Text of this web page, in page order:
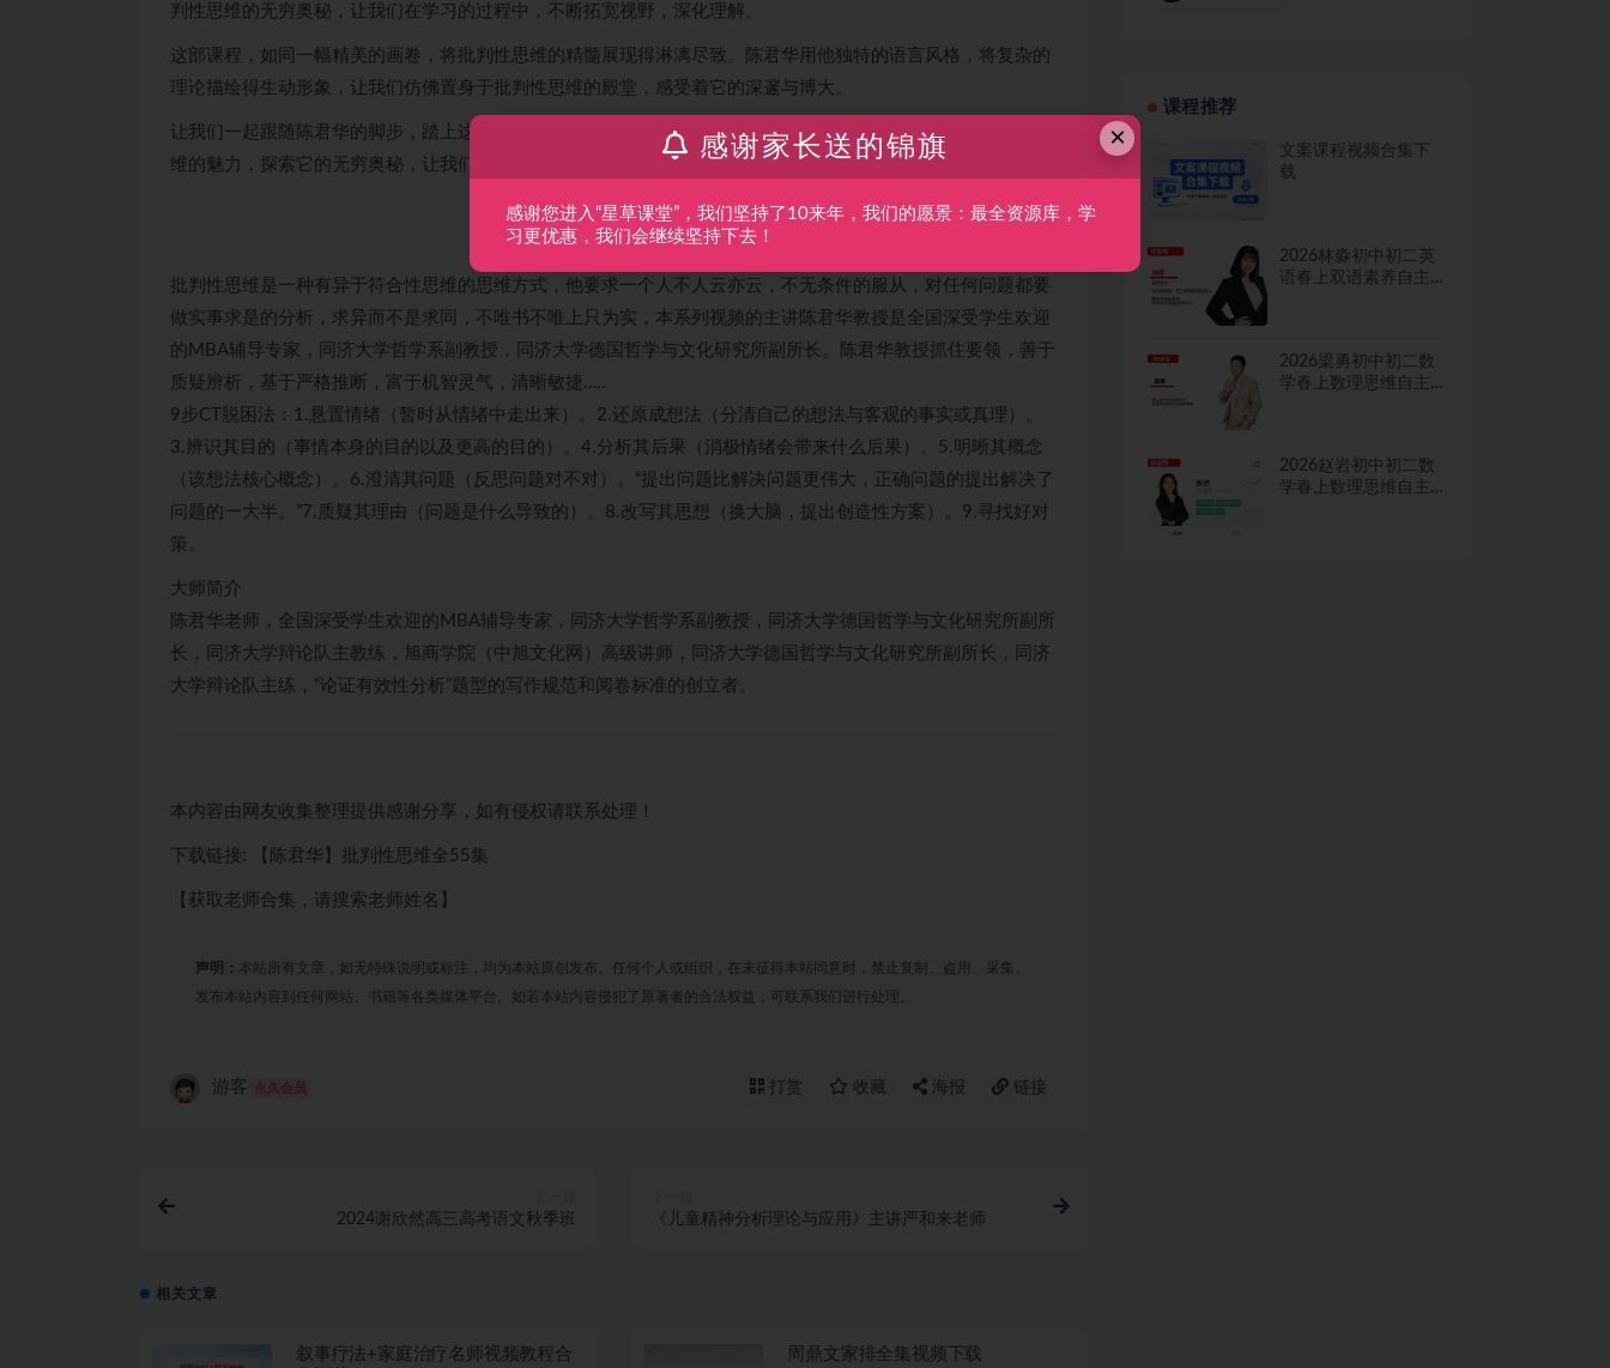
判性思维的无穷奥秘，让我们在学习的过程中，不断拓宽视野，深化理解。
这部课程，如同一幅精美的画卷，将批判性思维的精髓展现得淋漓尽致。陈君华用他独特的语言风格，将复杂的
理论描绘得生动形象，让我们仿佛置身于批判性思维的殿堂，感受着它的深邃与博大。
让我们一起跟随陈君华的脚步，踏上这场批判性思维的奇妙之旅。在这55集的剧集中，我们将一同领略批判性思
维的魅力，探索它的无穷奥秘，让我们的思维更加深邃、更加广阔。
批判性思维是一种有异于符合性思维的思维方式，他要求一个人不人云亦云，不无条件的服从，对任何问题都要
做实事求是的分析，求异而不是求同，不唯书不唯上只为实，本系列视频的主讲陈君华教授是全国深受学生欢迎
的MBA辅导专家，同济大学哲学系副教授，同济大学德国哲学与文化研究所副所长。陈君华教授抓住要领，善于
质疑辨析，基于严格推断，富于机智灵气，清晰敏捷…..
9步CT脱困法：1.悬置情绪（暂时从情绪中走出来）。2.还原成想法（分清自己的想法与客观的事实或真理）。
3.辨识其目的（事情本身的目的以及更高的目的）。4.分析其后果（消极情绪会带来什么后果）。5.明晰其概念
（该想法核心概念）。6.澄清其问题（反思问题对不对）。“提出问题比解决问题更伟大，正确问题的提出解决了
问题的一大半。”7.质疑其理由（问题是什么导致的）。8.改写其思想（换大脑，提出创造性方案）。9.寻找好对
策。
大师简介
陈君华老师，全国深受学生欢迎的MBA辅导专家，同济大学哲学系副教授，同济大学德国哲学与文化研究所副所
长，同济大学辩论队主教练，旭商学院（中旭文化网）高级讲师，同济大学德国哲学与文化研究所副所长，同济
大学辩论队主练，“论证有效性分析”题型的写作规范和阅卷标准的创立者。
本内容由网友收集整理提供感谢分享，如有侵权请联系处理！
下载链接: 【陈君华】批判性思维全55集
【获取老师合集，请搜索老师姓名】
声明： 本站所有文章，如无特殊说明或标注，均为本站原创发布。任何个人或组织，在未征得本站同意时，禁止复制、盗用、采集、
发布本站内容到任何网站、书籍等各类媒体平台。如若本站内容侵犯了原著者的合法权益，可联系我们进行处理。
游客 永久会员 打赏 收藏 海报 链接
2024谢欣然高三高考语文秋季班 《儿童精神分析理论与应用》主讲严和来老师
相关文章
叙事疗法+家庭治疗名师视频教程合
周鼎文家排全集视频下载
课程推荐
文案课程视频合集下
载
2026林淼初中初二英
语春上双语素养自主
2026梁勇初中初二数
学春上数理思维自主
2026赵岩初中初二数
学春上数理思维自主
×
感谢家长送的锦旗
感谢您进入“星草课堂”，我们坚持了10来年，我们的愿景：最全资源库，学
习更优惠，我们会继续坚持下去！